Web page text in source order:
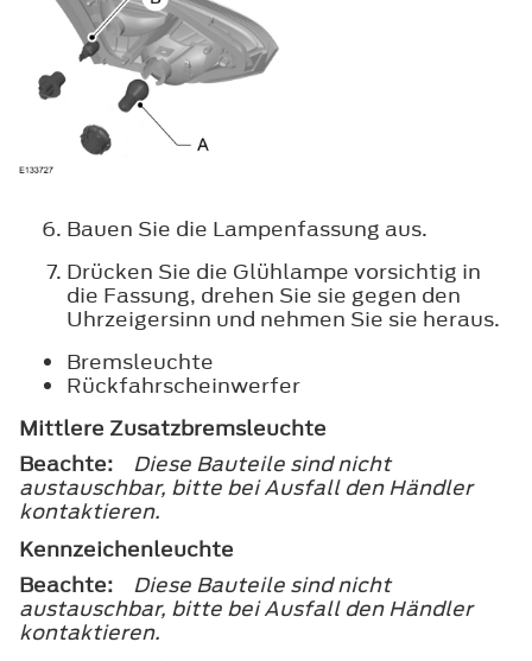
Bauen Sie die Lampenfassung aus.
Drücken Sie die Glühlampe vorsichtig in
die Fassung, drehen Sie sie gegen den
Uhrzeigersinn und nehmen Sie sie heraus.
Bremsleuchte
Rückfahrscheinwerfer
Mittlere Zusatzbremsleuchte
Beachte:
Diese Bauteile sind nicht
austauschbar, bitte bei Ausfall den Händler
kontaktieren.
Kennzeichenleuchte
Beachte:
Diese Bauteile sind nicht
austauschbar, bitte bei Ausfall den Händler
kontaktieren.